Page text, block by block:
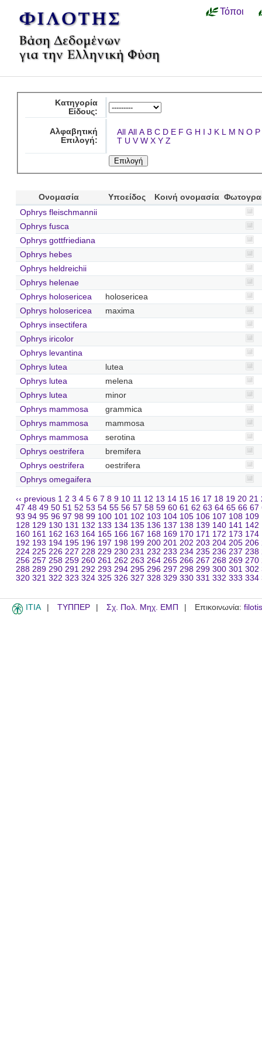
Τόποι
Κατηγορία
Είδους:
Αλφαβητική
Επιλογή:
All All A B C D E F G H I J K L M N O P
T U V W X Y Z
Ονομασία Υποείδος Κοινή ονομασία
Ophrys fleischmannii
Ophrys fusca
Ophrys gottfriediana
Ophrys hebes
Ophrys heldreichii
Ophrys helenae
Ophrys holosericea
holosericea
Ophrys holosericea
maxima
Ophrys insectifera
Ophrys iricolor
Ophrys levantina
Ophrys lutea
lutea
Ophrys lutea
melena
Ophrys lutea
minor
Ophrys mammosa
grammica
Ophrys mammosa
mammosa
Ophrys mammosa
serotina
Ophrys oestrifera
bremifera
Ophrys oestrifera
oestrifera
Ophrys omegaifera
‹‹ previous 1 2 3 4 5 6 7 8 9 10 11 12 13 14 15 16 17 18 19 20 21
47 48 49 50 51 52 53 54 55 56 57 58 59 60 61 62 63 64 65 66 67
93 94 95 96 97 98 99 100 101 102 103 104 105 106 107 108 109
128 129 130 131 132 133 134 135 136 137 138 139 140 141 142
160 161 162 163 164 165 166 167 168 169 170 171 172 173 174
192 193 194 195 196 197 198 199 200 201 202 203 204 205 206
224 225 226 227 228 229 230 231 232 233 234 235 236 237 238
256 257 258 259 260 261 262 263 264 265 266 267 268 269 270
288 289 290 291 292 293 294 295 296 297 298 299 300 301 302
320 321 322 323 324 325 326 327 328 329 330 331 332 333 334
ITIA ΤΥΠΠΕΡ Σχ. Πολ. Μηχ. ΕΜΠ Επικοινωνία: